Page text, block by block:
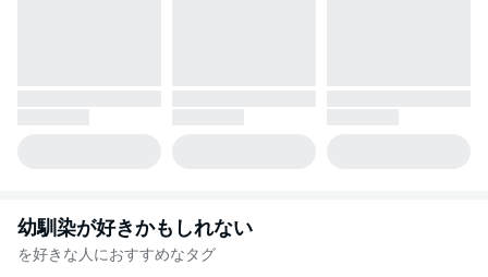
幼馴染が好きかもしれない
を好きな人におすすめなタグ